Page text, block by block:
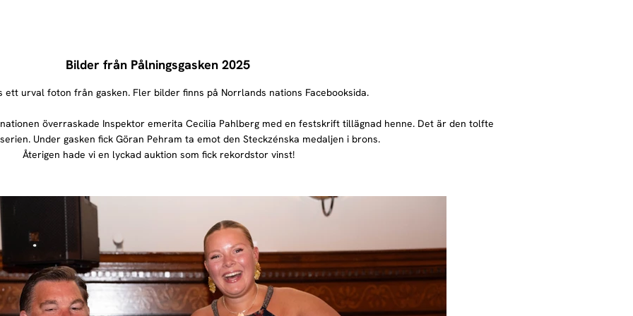
Bilder från Pålningsgasken 2025
ett urval foton från gasken. Fler bilder finns på Norrlands nations Facebooksida.
överraskade Inspektor emerita Cecilia Pahlberg med en festskrift tillägnad henne. Det är den tolfte
Under gasken fick Göran Pehram ta emot den Steckzénska medaljen i brons.
Återigen hade vi en lyckad auktion som fick rekordstor vinst!